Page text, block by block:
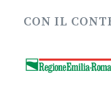
CON IL